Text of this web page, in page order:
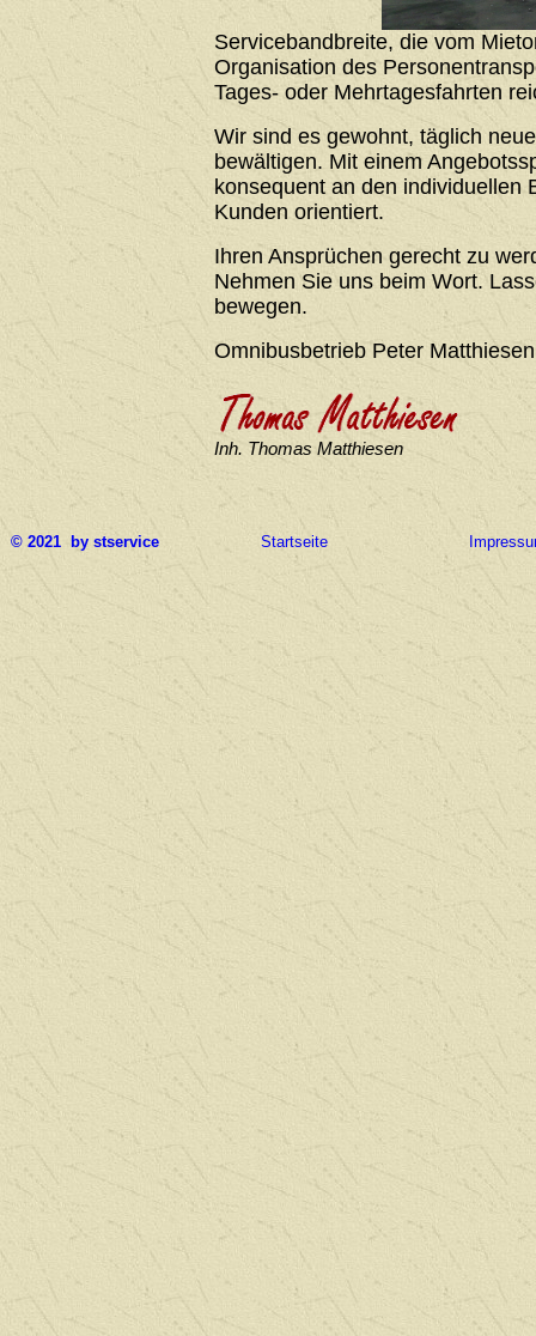
Servicebandbreite, die vom
Organisation des
Tages- oder Mehrtagesfahrten
Wir sind es gewohnt, täglich
bewältigen. Mit einem
konsequent an den individuellen
Kunden orientiert.
Ihren Ansprüchen gerecht zu
Nehmen Sie uns beim Wort.
bewegen.
Omnibusbetrieb Peter Matthiesen
Inh. Thomas Matthiesen
© 2021 by stservice Startseite